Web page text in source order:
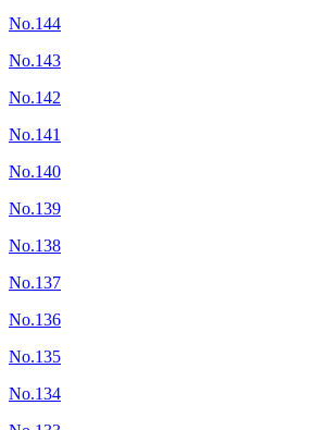
No.144
No.143
No.142
No.141
No.140
No.139
No.138
No.137
No.136
No.135
No.134